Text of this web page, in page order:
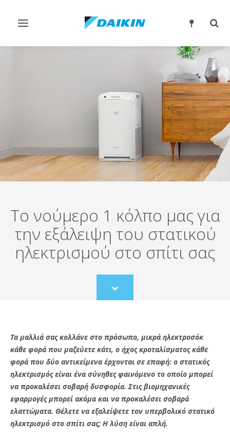
Εναλλαγή
πλοήγηση
Το νούμερο 1 κόλπο μας για
την εξάλειψη του στατικού
ηλεκτρισμού στο σπίτι σας
Scroll
to
Τα μαλλιά σας κολλάνε στο πρόσωπο, μικρά ηλεκτροσόκ
κάθε φορά που μαζεύετε κάτι, ο ήχος κροταλίσματος κάθε
φορά που δύο αντικείμενα έρχονται σε επαφή: ο στατικός
ηλεκτρισμός είναι ένα σύνηθες φαινόμενο το οποίο μπορεί
να προκαλέσει σοβαρή δυσφορία. Στις βιομηχανικές
εφαρμογές μπορεί ακόμα και να προκαλέσει σοβαρά
ελαττώματα. Θέλετε να εξαλείψετε τον υπερβολικό στατικό
ηλεκτρισμό στο σπίτι σας; Η λύση είναι απλή.